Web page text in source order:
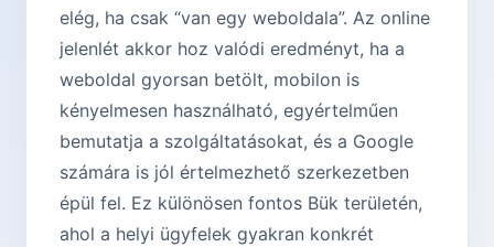
elég, ha csak “van egy weboldala”. Az online
jelenlét akkor hoz valódi eredményt, ha a
weboldal gyorsan betölt, mobilon is
kényelmesen használható, egyértelműen
bemutatja a szolgáltatásokat, és a Google
számára is jól értelmezhető szerkezetben
épül fel. Ez különösen fontos Bük területén,
ahol a helyi ügyfelek gyakran konkrét